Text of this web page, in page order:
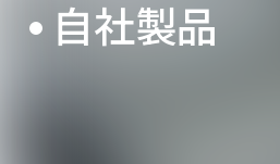
自社製品